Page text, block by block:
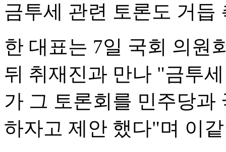
금투세 관련 토론도 거듭
한 대표는 7일 국회 의원
뒤 취재진과 만나 "금투
가 그 토론회를 민주당과
하자고 제안 했다"며 이